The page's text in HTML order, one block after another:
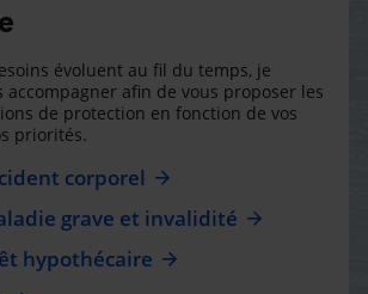
évoluent au fil du temps, je
accompagner afin de vous proposer les
de protection en fonction de vos
priorités.
corporel
grave et invalidité
hypothécaire